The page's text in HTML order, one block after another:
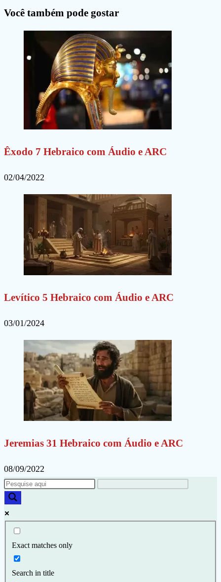
comentar
comentar
(opcional)
Você também pode gostar
Êxodo 7 Hebraico com Áudio e ARC
02/04/2022
Levítico 5 Hebraico com Áudio e ARC
03/01/2024
Jeremias 31 Hebraico com Áudio e ARC
08/09/2022
Exact matches only
Search in title